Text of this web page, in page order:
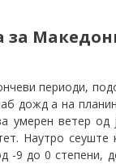
за
периоди,
дожд а на
умерен ветер
Наутро
-9 до 0 степени,